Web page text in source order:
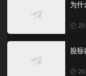
为什
投标